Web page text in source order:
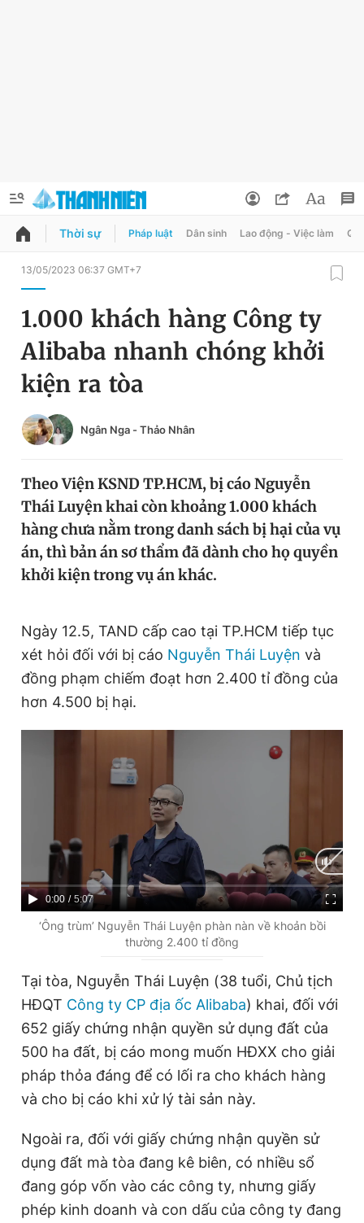
QUẢNG CÁO
Chuyên mục
Chuyên mục khác
Chào ngày mới Tin 24h
Video Magazine
Sản phẩm khác
Thông tin tòa soạn Liên hệ quảng cáo
Đọc Thanh Niên trên điện thoại
Theo dõi báo trên
Hotline Liên hệ quảng cáo
0908 780 404
Đặt báo Quảng cáo Tòa soạn Chính sách bảo
Tổng biên tập: Nguyễn Ngọc Toàn
Phó tổng biên tập thường trực: Hải Thành
Phó tổng biên tập: Lâm Hiếu Dũng
Phó tổng biên tập: Trần Việt Hưng
Tổng thư ký tòa soạn: Đức Trung
Giấy phép xuất bản số 110/GP - BTTTT cấp ngày 24.3.2020
chép dưới mọi hình thức nếu không có sự chấp thuận bằng văn
bản. Phát triển bởi ePi Technologies, JSC.
Đổi mật khẩu
Tin đã lưu
Tin đã xem
Đăng xuất
Thời sự Pháp luật Dân sinh Lao động - Việc làm
13/05/2023 06:37 GMT+7
1.000 khách hàng Công ty
Alibaba nhanh chóng khởi
kiện ra tòa
Ngân Nga - Thảo Nhân
Theo Viện KSND TP.HCM, bị cáo Nguyễn
Thái Luyện khai còn khoảng 1.000 khách
hàng chưa nằm trong danh sách bị hại của vụ
án, thì bản án sơ thẩm đã dành cho họ quyền
khởi kiện trong vụ án khác.
Ngày 12.5, TAND cấp cao tại TP.HCM tiếp tục
xét hỏi đối với bị cáo Nguyễn Thái Luyện và
đồng phạm chiếm đoạt hơn 2.400 tỉ đồng của
hơn 4.500 bị hại.
C
u
e
t
i
e
0:00 / D
u
o
n
5:07
‘Ông trùm’ Nguyễn Thái Luyện phàn nàn về khoản bồi
thường 2.400 tỉ đồng
Tại tòa, Nguyễn Thái Luyện (38 tuổi, Chủ tịch
HĐQT Công ty CP địa ốc Alibaba) khai, đối với
652 giấy chứng nhận quyền sử dụng đất của
500 ha đất, bị cáo mong muốn HĐXX cho giải
pháp thỏa đáng để có lối ra cho khách hàng
và cho bị cáo khi xử lý tài sản này.
Ngoài ra, đối với giấy chứng nhận quyền sử
dụng đất mà tòa đang kê biên, có nhiều sổ
đang góp vốn vào các công ty, nhưng giấy
phép kinh doanh và con dấu của công ty đang